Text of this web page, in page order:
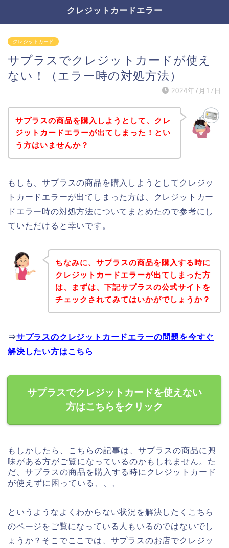
クレジットカードエラー
クレジットカード
サプラスでクレジットカードが使え
ない！（エラー時の対処方法）
2024年7月17日
サプラスの商品を購入しようとして、クレ
ジットカードエラーが出てしまった！とい
う方はいませんか？
もしも、サプラスの商品を購入しようとしてクレジッ
トカードエラーが出てしまった方は、クレジットカー
ドエラー時の対処方法についてまとめたので参考にし
ていただけると幸いです。
ちなみに、サプラスの商品を購入する時に
クレジットカードエラーが出てしまった方
は、まずは、下記サプラスの公式サイトを
チェックされてみてはいかがでしょうか？
⇒サプラスのクレジットカードエラーの問題を今すぐ
解決したい方はこちら
サプラスでクレジットカードを使えない
方はこちらをクリック
もしかしたら、こちらの記事は、サプラスの商品に興
味がある方がご覧になっているのかもしれません。た
だ、サプラスの商品を購入する時にクレジットカード
が使えずに困っている、、、
というようなよくわからない状況を解決したくこちら
のページをご覧になっている人もいるのではないでし
ょうか？そこでここでは、サプラスのお店でクレジッ